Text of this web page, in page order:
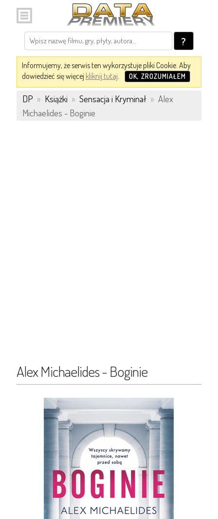
?
Informujemy, że serwis ten wykorzystuje pliki Cookie. Aby
dowiedzieć się więcej kliknij tutaj. OK, ZROZUMIAŁEM
DP » Książki » Sensacja i Kryminał » Alex
Michaelides - Boginie
Alex Michaelides - Boginie